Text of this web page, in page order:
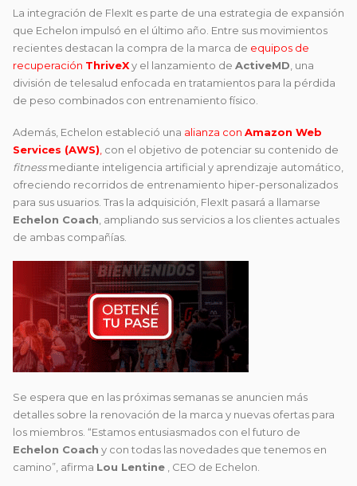
La integración de FlexIt es parte de una estrategia de expansión
que Echelon impulsó en el último año. Entre sus movimientos
recientes destacan la compra de la marca de equipos de
recuperación ThriveXy el lanzamiento de ActiveMD , una
división de telesalud enfocada en tratamientos para la pérdida
de peso combinados con entrenamiento físico.
Además, Echelon estableció una alianza con Amazon Web
Services (AWS) con el objetivo de potenciar su contenido de
fitnessmediante inteligencia artificial y aprendizaje automático,
ofreciendo recorridos de entrenamiento hiper-personalizados
para sus usuarios. Tras la adquisición, FlexIt pasará a llamarse
Echelon Coach , ampliando sus servicios a los clientes actuales
de ambas compañías.
Se espera que en las próximas semanas se anuncien más
detalles sobre la renovación de la marca y nuevas ofertas para
los miembros. “Estamos entusiasmados con el futuro de
Echelon Coach y con todas las novedades que tenemos en
camino”, afirma Lou Lentine , CEO de Echelon.